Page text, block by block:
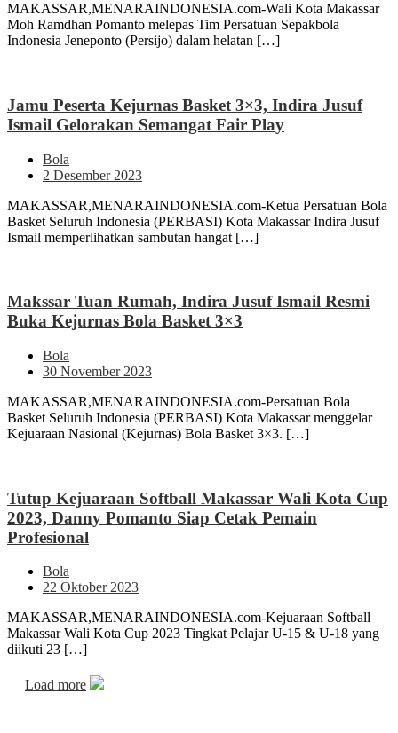
MAKASSAR,MENARAINDONESIA.com-Wali Kota Makassar
Moh Ramdhan Pomanto melepas Tim Persatuan Sepakbola
Indonesia Jeneponto (Persijo) dalam helatan […]
Jamu Peserta Kejurnas Basket 3×3, Indira Jusuf
Ismail Gelorakan Semangat Fair Play
Bola
2 Desember 2023
MAKASSAR,MENARAINDONESIA.com-Ketua Persatuan Bola
Basket Seluruh Indonesia (PERBASI) Kota Makassar Indira Jusuf
Ismail memperlihatkan sambutan hangat […]
Makssar Tuan Rumah, Indira Jusuf Ismail Resmi
Buka Kejurnas Bola Basket 3×3
Bola
30 November 2023
MAKASSAR,MENARAINDONESIA.com-Persatuan Bola
Basket Seluruh Indonesia (PERBASI) Kota Makassar menggelar
Kejuaraan Nasional (Kejurnas) Bola Basket 3×3. […]
Tutup Kejuaraan Softball Makassar Wali Kota Cup
2023, Danny Pomanto Siap Cetak Pemain
Profesional
Bola
22 Oktober 2023
MAKASSAR,MENARAINDONESIA.com-Kejuaraan Softball
Makassar Wali Kota Cup 2023 Tingkat Pelajar U-15 & U-18 yang
diikuti 23 […]
Load more